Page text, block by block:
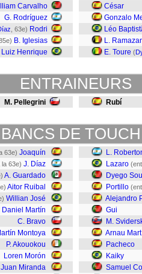
Carvalho
G. Rodríguez
, 63e) Rodri
85e) B. Iglesias
Luiz Henrique
César
Gonzalo
Léo
L.
E. Toure (
ENTRAINEURS
M. Pellegrini Rubí
BANCS DE
63e) Joaquín
63e) J. Díaz
A. Guardado
Aitor Ruibal
Willian José
Daniel Martín
C. Bravo
Montoya
P. Akouokou
Loren Morón
Juan Miranda
L.
Lazaro
Dyego
Portillo
Alejandro
Gui
M.
Arnau
Pacheco
Kaiky
Samuel